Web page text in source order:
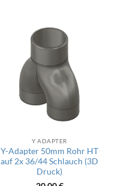
Y ADAPTER
Y-Adapter 50mm Rohr HT
auf 2x 36/44 Schlauch (3D
Druck)